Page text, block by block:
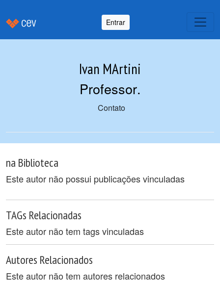
Entrar
Ivan MArtini
Professor.
Contato
na Biblioteca
Este autor não possui publicações vinculadas
TAGs Relacionadas
Este autor não tem tags vinculadas
Autores Relacionados
Este autor não tem autores relacionados